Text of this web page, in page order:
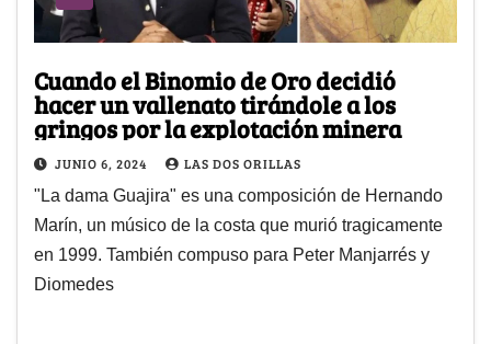
Cuando el Binomio de Oro decidió
hacer un vallenato tirándole a los
gringos por la explotación minera
JUNIO 6, 2024 LAS DOS ORILLAS
"La dama Guajira" es una composición de Hernando
Marín, un músico de la costa que murió tragicamente
en 1999. También compuso para Peter Manjarrés y
Diomedes